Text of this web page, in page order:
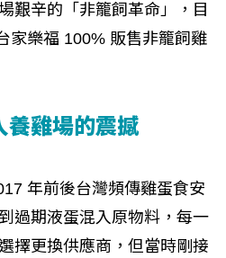
艱辛的「非籠飼革命」，目
家樂福 100% 販售非籠飼雞
養雞場的震撼
年前後台灣頻傳雞蛋食安
過期液蛋混入原物料，每一
擇更換供應商，但當時剛接